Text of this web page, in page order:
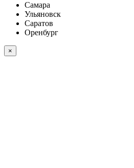
Самара
Ульяновск
Саратов
Оренбург
×